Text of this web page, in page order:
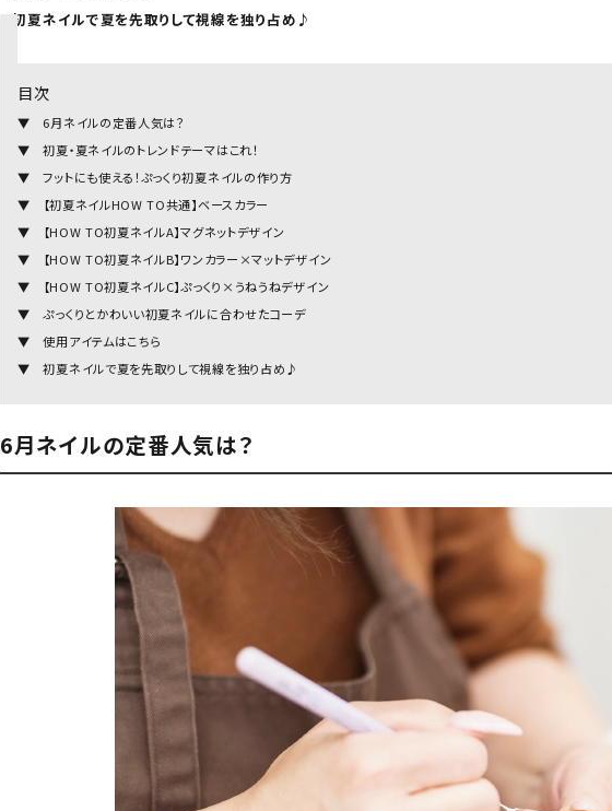
・ 初夏ネイルで夏を先取りして視線を独り占め♪
目次
▼ 6月ネイルの定番人気は？
▼ 初夏・夏ネイルのトレンドテーマはこれ！
▼ フットにも使える！ぷっくり初夏ネイルの作り方
▼ 【初夏ネイルHOW TO共通】ベースカラー
▼ 【HOW TO初夏ネイルA】マグネットデザイン
▼ 【HOW TO初夏ネイルB】ワンカラー×マットデザイン
▼ 【HOW TO初夏ネイルC】ぷっくり×うねうねデザイン
▼ ぷっくりとかわいい初夏ネイルに合わせたコーデ
▼ 使用アイテムはこちら
▼ 初夏ネイルで夏を先取りして視線を独り占め♪
6月ネイルの定番人気は？